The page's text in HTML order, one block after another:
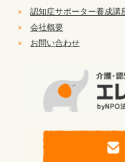
»
認知症サポーター養成講
»
会社概要
»
お問い合わせ